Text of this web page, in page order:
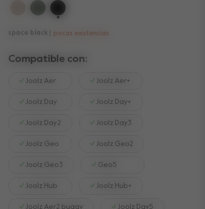
space black pocas existencias
Compatible con:
Joolz Aer Joolz Aer+
Joolz Day Joolz Day+
Joolz Day2 Joolz Day3
Joolz Geo Joolz Geo2
Joolz Geo3 Geo5
Joolz Hub Joolz Hub+
Joolz Aer2 buggy Joolz Day5